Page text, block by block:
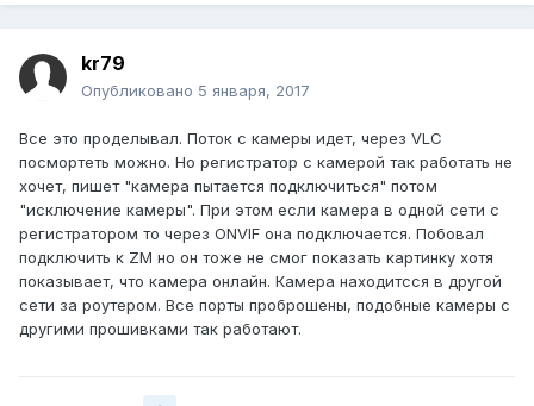
kr79
Опубликовано 5 января, 2017
Все это проделывал. Поток с камеры идет, через VLC
посмортеть можно. Но регистратор с камерой так работать не
хочет, пишет "камера пытается подключиться" потом
"исключение камеры". При этом если камера в одной сети с
регистратором то через ONVIF она подключается. Побовал
подключить к ZM но он тоже не смог показать картинку хотя
показывает, что камера онлайн. Камера находитсся в другой
сети за роутером. Все порты проброшены, подобные камеры с
другими прошивками так работают.